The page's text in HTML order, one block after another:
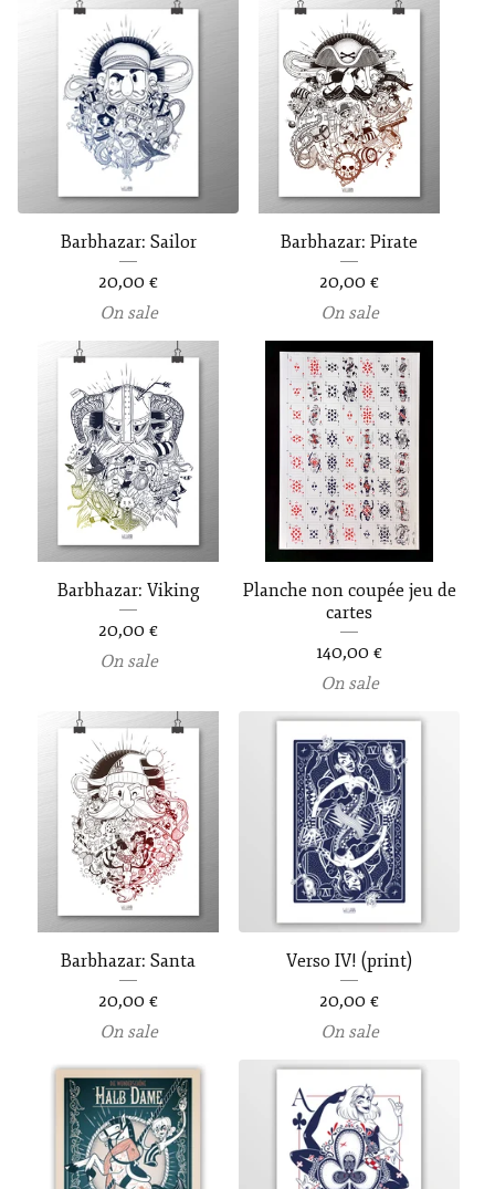
Barbhazar: Sailor
20,00 €
On sale
Barbhazar: Pirate
20,00 €
On sale
Barbhazar: Viking
20,00 €
On sale
Planche non coupée jeu de
cartes
140,00 €
On sale
Barbhazar: Santa
20,00 €
On sale
Verso IV! (print)
20,00 €
On sale